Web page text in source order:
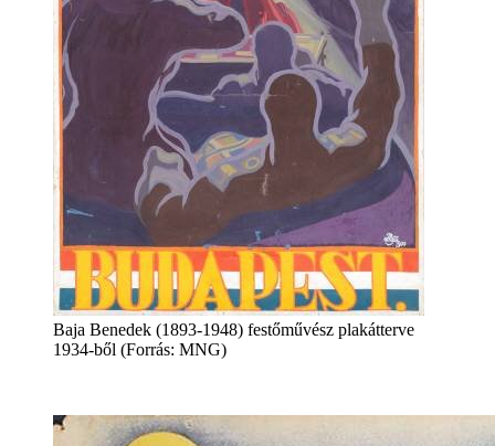
Baja Benedek (1893-1948) festőművész plakátterve
1934-ből (Forrás: MNG)